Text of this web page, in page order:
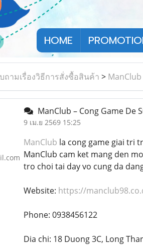
HOME
ถามเรื่องวิธีการสั่งซื้อสินค้า >
ManClub – Cong Game De
9 เม.ย 2569 15:25
ManClub la cong game giai tri
ManClub cam ket mang den
tro choi tai day vo cung da
Website: https://
Phone: 0938456122
Dia chi: 18 Duong 3C, Long